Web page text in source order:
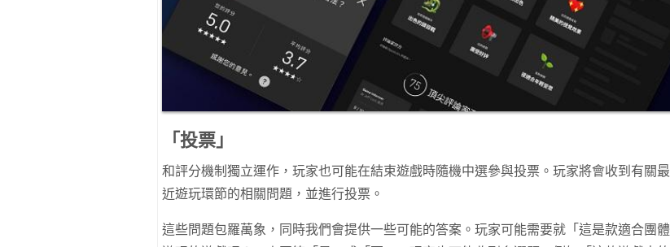
「投票」
和評分機制獨立運作，玩家也可能在結束遊戲時隨機中選參與投票。玩家將會收到有關最
近遊玩環節的相關問題，並進行投票。
這些問題包羅萬象，同時我們會提供一些可能的答案。玩家可能需要就「這是款適合團體